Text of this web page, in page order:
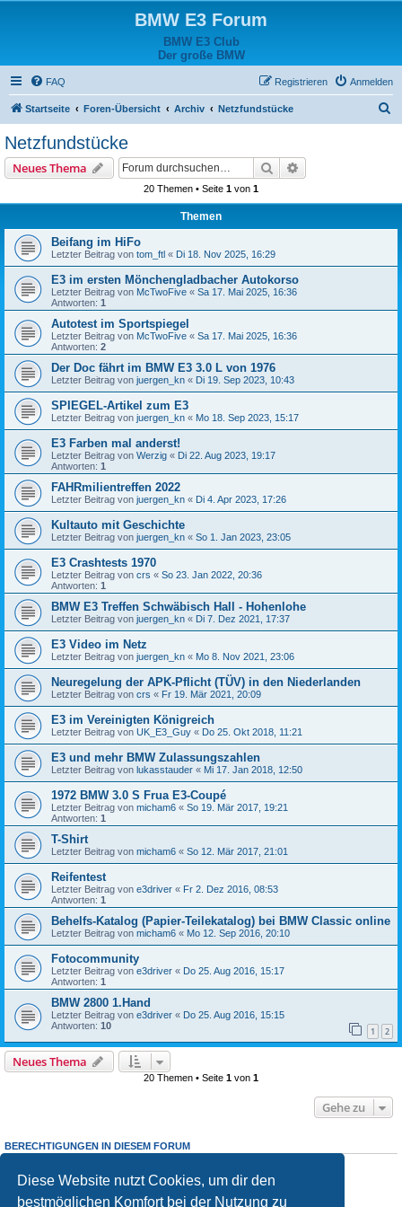
Diese Website nutzt Cookies, um dir den
bestmöglichen Komfort bei der Nutzung zu
BMW E3 Forum
BMW E3 Club
Der große BMW
FAQ Anmelden
Registrieren
Startseite Foren-Übersicht Archiv Netzfundstücke
Netzfundstücke
Neues Thema Suche
20 Themen • Seite 1 von 1
Themen
Beifang im HiFo
Letzter Beitrag von tom_ftl « Di 18. Nov 2025, 16:29
E3 im ersten Mönchengladbacher Autokorso
Letzter Beitrag von McTwoFive « Sa 17. Mai 2025, 16:36
Antworten: 1
Autotest im Sportspiegel
Letzter Beitrag von McTwoFive « Sa 17. Mai 2025, 16:36
Antworten: 2
Der Doc fährt im BMW E3 3.0 L von 1976
Letzter Beitrag von juergen_kn « Di 19. Sep 2023, 10:43
SPIEGEL-Artikel zum E3
Letzter Beitrag von juergen_kn « Mo 18. Sep 2023, 15:17
E3 Farben mal anderst!
Letzter Beitrag von Werzig « Di 22. Aug 2023, 19:17
Antworten: 1
FAHRmilientreffen 2022
Letzter Beitrag von juergen_kn « Di 4. Apr 2023, 17:26
Kultauto mit Geschichte
Letzter Beitrag von juergen_kn « So 1. Jan 2023, 23:05
E3 Crashtests 1970
Letzter Beitrag von crs « So 23. Jan 2022, 20:36
Antworten: 1
BMW E3 Treffen Schwäbisch Hall - Hohenlohe
Letzter Beitrag von juergen_kn « Di 7. Dez 2021, 17:37
E3 Video im Netz
Letzter Beitrag von juergen_kn « Mo 8. Nov 2021, 23:06
Neuregelung der APK-Pflicht (TÜV) in den Niederlanden
Letzter Beitrag von crs « Fr 19. Mär 2021, 20:09
E3 im Vereinigten Königreich
Letzter Beitrag von UK_E3_Guy « Do 25. Okt 2018, 11:21
E3 und mehr BMW Zulassungszahlen
Letzter Beitrag von lukasstauder « Mi 17. Jan 2018, 12:50
1972 BMW 3.0 S Frua E3-Coupé
Letzter Beitrag von micham6 « So 19. Mär 2017, 19:21
Antworten: 1
T-Shirt
Letzter Beitrag von micham6 « So 12. Mär 2017, 21:01
Reifentest
Letzter Beitrag von e3driver « Fr 2. Dez 2016, 08:53
Antworten: 1
Behelfs-Katalog (Papier-Teilekatalog) bei BMW Classic online
Letzter Beitrag von micham6 « Mo 12. Sep 2016, 20:10
Fotocommunity
Letzter Beitrag von e3driver « Do 25. Aug 2016, 15:17
Antworten: 1
BMW 2800 1.Hand
Letzter Beitrag von e3driver « Do 25. Aug 2016, 15:15
Antworten: 10 1 2
Neues Thema
20 Themen • Seite 1 von 1
Gehe zu
BERECHTIGUNGEN IN DIESEM FORUM
Du darfst keineAntworten zu Themen in diesem Forum erstellen.
Du darfst deine Beiträge in diesem Forumnichtändern.
Du darfst deine Beiträge in diesem Forum nicht löschen.